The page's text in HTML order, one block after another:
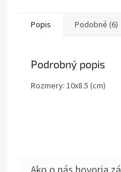
Popis Podobné (6)
Podrobný popis
Rozmery: 10x8.5 (cm)